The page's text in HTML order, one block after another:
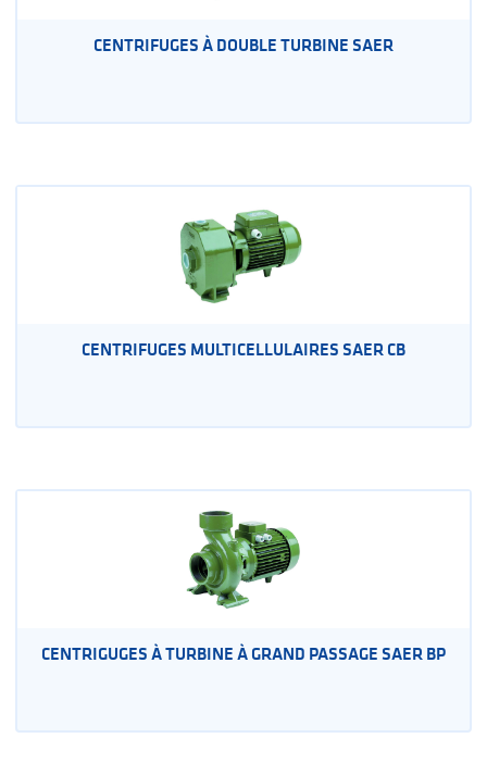
CENTRIFUGES À DOUBLE TURBINE SAER
CENTRIFUGES MULTICELLULAIRES SAER CB
CENTRIGUGES À TURBINE À GRAND PASSAGE SAER BP